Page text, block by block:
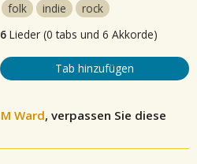
folk
indie
rock
6 Lieder (0 tabs und 6 Akkorde)
Tab hinzufügen
M Ward, verpassen Sie diese